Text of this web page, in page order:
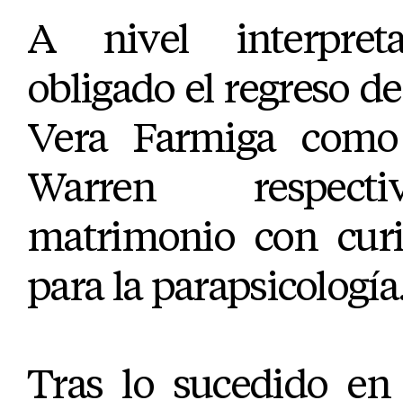
A nivel
obligado el regreso
Vera Farmiga
Warren
matrimonio con
para la
Tras lo sucedido